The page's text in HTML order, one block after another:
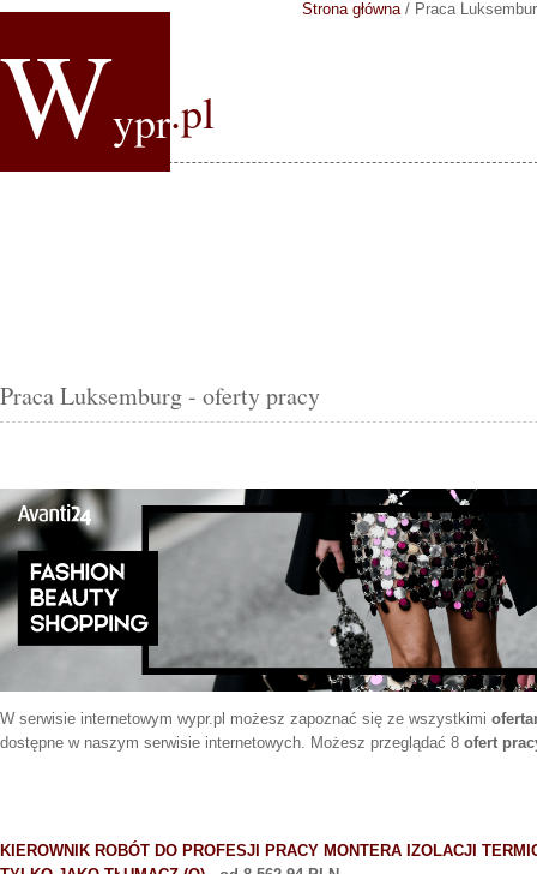
Wypr.pl
Strona główna/ Praca
Praca Luksemburg - oferty pracy
W serwisie internetowym wypr.pl możesz zapoznać się ze wszystkimi
dostępne w naszym serwisie internetowych. Możesz przeglądać 8 ofert
KIEROWNIK ROBÓT DO PROFESJI PRACY MONTERA IZOLACJI